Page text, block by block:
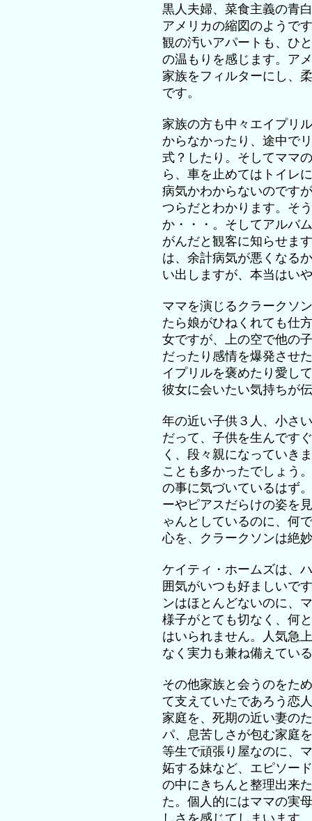
黒人夫婦、菜食主義の青
アメリカの縮図のようで
観の汚いアパートも、ひ
の温もりを感じます。ア
家族をフィルターにし、
です。
家族の方も中々エイプリ
からなかったり、途中で
式？したり。そしてママ
ら、車を止めてはトイレ
病気かわからないのです
つらだとわかります。そ
か・・・。そしてアルバ
がんだと観客に知らせま
は、余計病気が悪くなる
い出しますが、本当はい
ママを演じるクラークソ
たら娘がひねくれても仕
女ですが、上の空で他の
だったり感情を爆発させ
イプリルを褒めたり愛し
彼女に会いたい気持ちが
年の近い子供３人、小さ
だって、子供を生んです
く、段々親になっていき
ことも多かったでしょう
の事に気づいているはず
ーやピアスだらけの姿を
ゃんとしているのに、何
心を、クラークソンは絶
ケイティ・ホームズは、
囲気がいつも好ましいで
ンはほとんどないのに、
様子がとても切なく、何
はいられません。人気急
なく実力も兼ね備えてい
その他家族と会うのをた
て支えていたであろう恋
家庭を、死期の近い妻の
パ、息苦しさが包む家庭
等生で頑張り屋なのに、
妬する妹など、エピソー
の中にきちんと整理出来
た。個人的にはママの実
しさを感じてしまいます